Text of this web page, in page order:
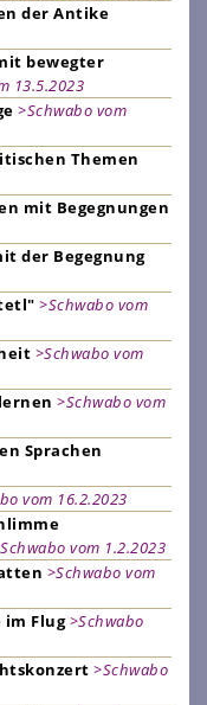
der Antike
bewegter
13.5.2023
>Schwabo vom
Themen
mit Begegnungen
der Begegnung
>Schwabo vom
>Schwabo vom
>Schwabo vom
Sprachen
vom 16.2.2023
vom 1.2.2023
>Schwabo vom
Flug>Schwabo
>Schwabo